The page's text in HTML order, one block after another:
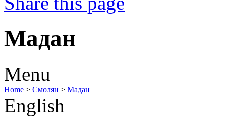
Мадан
Menu
Home > Смолян > Мадан
English